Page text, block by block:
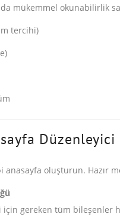
mükemmel okunabilirlik
tercihi)
Düzenleyici
anasayfa oluşturun. Hazır
gereken tüm bileşenler